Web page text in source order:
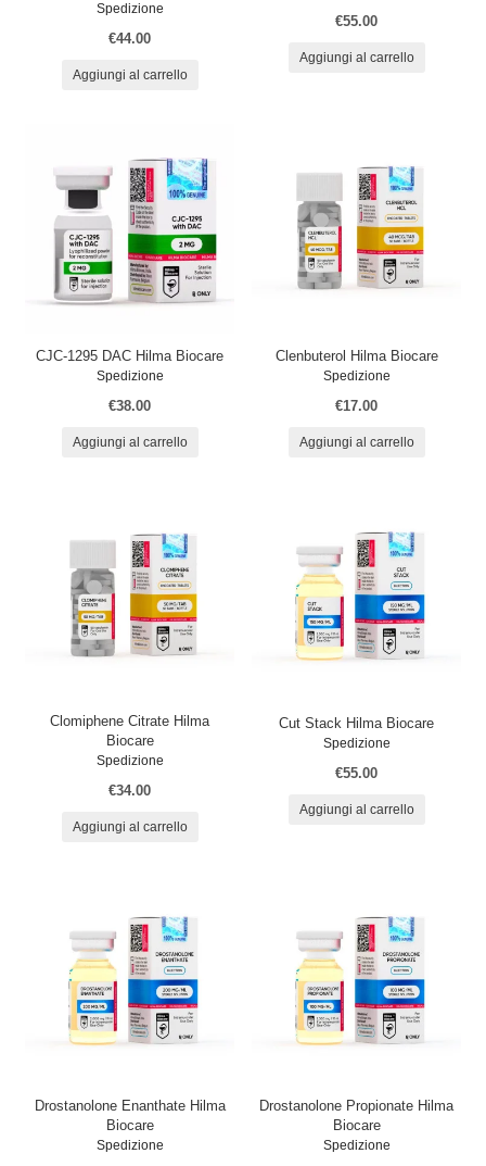
Spedizione
€44.00
Aggiungi al carrello
€55.00
Aggiungi al carrello
CJC-1295 DAC Hilma Biocare
Spedizione
€38.00
Aggiungi al carrello
Clenbuterol Hilma Biocare
Spedizione
€17.00
Aggiungi al carrello
Clomiphene Citrate Hilma
Biocare
Spedizione
€34.00
Aggiungi al carrello
Cut Stack Hilma Biocare
Spedizione
€55.00
Aggiungi al carrello
Drostanolone Enanthate Hilma
Biocare
Spedizione
Drostanolone Propionate Hilma
Biocare
Spedizione